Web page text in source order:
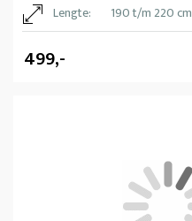
Lengte:
190 t/m 220 cm
499,-